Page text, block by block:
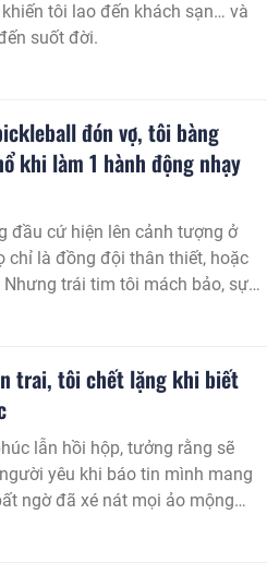
tôi lao đến khách sạn… và
suốt đời.
đón vợ, tôi bàng
khi làm 1 hành động nhạy
đầu cứ hiện lên cảnh tượng ở
chỉ là đồng đội thân thiết, hoặc
trái tim tôi mách bảo, sự
thường.
trai, tôi chết lặng khi biết
lẫn hồi hộp, tưởng rằng sẽ
yêu khi báo tin mình mang
ngờ đã xé nát mọi ảo mộng…